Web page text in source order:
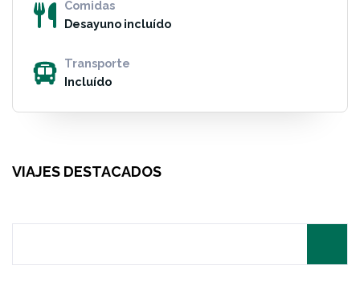
Comidas
Desayuno incluído
Transporte
Incluído
VIAJES DESTACADOS